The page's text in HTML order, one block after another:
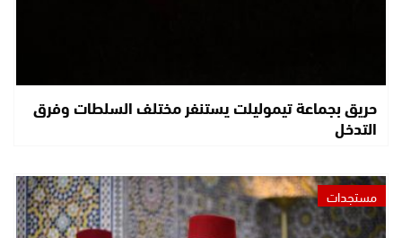
حريق بجماعة تيموليلت يستنفر مختلف السلطات وفرق
التدخل
مستجدات